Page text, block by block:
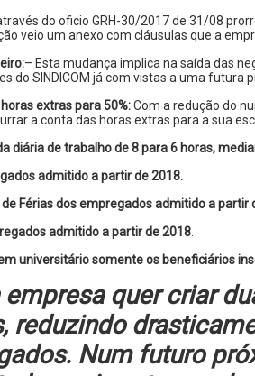
do oficio GRH-30/2017 de 31/08
veio um anexo com cláusulas que a
– Esta mudança implica na saída das
do SINDICOM já com vistas a uma futura
extras para 50%:Com a redução do
a conta das horas extras para a sua
diária de trabalho de 8 para 6 horas,
admitido a partir de 2018.
Férias dos empregados admitido a partir
admitido a partir de 2018
universitário somente os beneficiários
quer criar
reduzindo
Num futuro